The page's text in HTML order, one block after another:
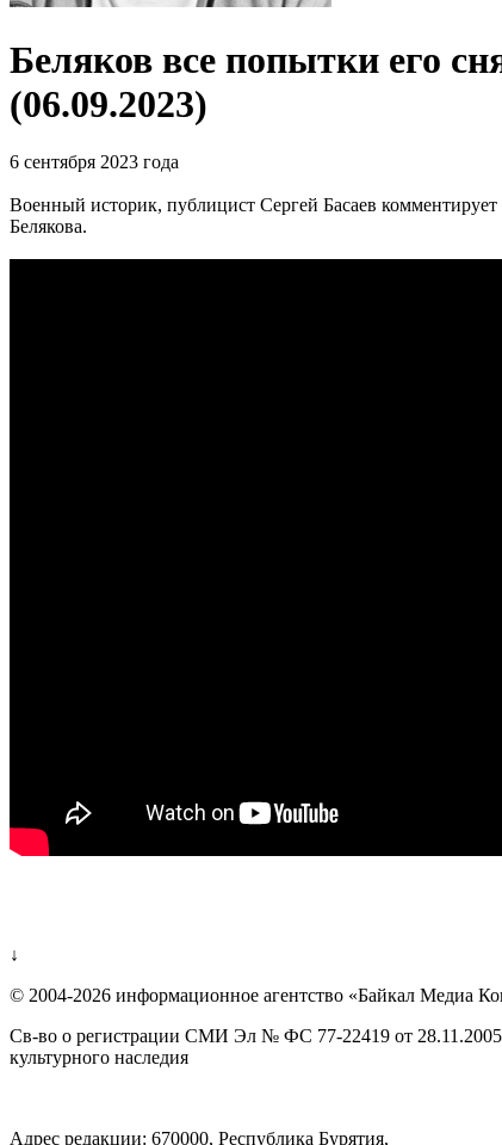
Беляков все попытки его
(06.09.2023)
6 сентября 2023 года
Военный историк, публицист Сергей Басаев
Белякова.
↓
© 2004-2026 информационное агентство «Байкал Медиа
Св-во о регистрации СМИ Эл № ФС 77-22419 от 28.11.2005
культурного наследия
Адрес редакции: 670000, Республика Бурятия,